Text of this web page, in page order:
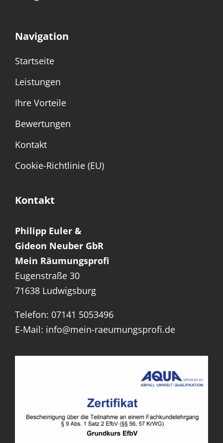
Navigation
Startseite
Leistungen
Ihre Vorteile
Bewertungen
Kontakt
Cookie-Richtlinie (EU)
Kontakt
Philipp Euler &
Gideon Neuber GbR
Mein Räumungsprofi
Eugenstraße 30
71638 Ludwigsburg
Telefon: 07141 5053496
E-Mail: info@mein-raeumungsprofi.de